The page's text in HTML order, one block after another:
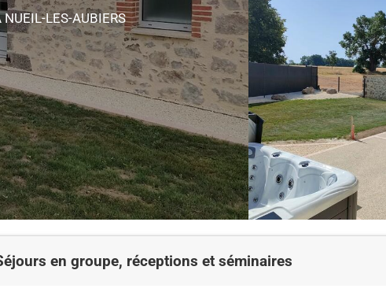
NUEIL-LES-AUBIERS
en groupe, réceptions et séminaires